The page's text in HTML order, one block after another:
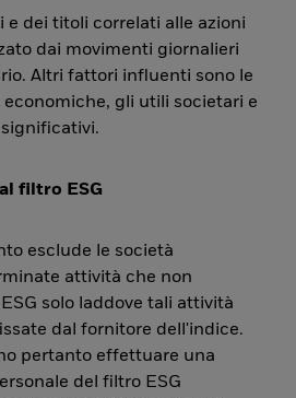
e dei titoli correlati alle azioni
dai movimenti giornalieri
Altri fattori influenti sono le
gli utili societari e
filtro ESG
esclude le società
attività che non
solo laddove tali attività
dal fornitore dell'indice.
pertanto effettuare una
del filtro ESG